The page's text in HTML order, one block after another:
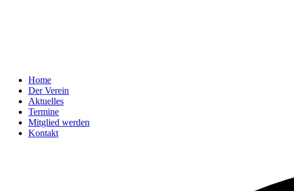
Home
Der Verein
Aktuelles
Termine
Mitglied werden
Kontakt